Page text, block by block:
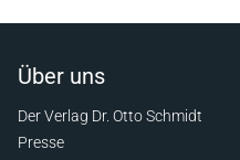
Über uns
Der Verlag Dr. Otto Schmidt
Presse